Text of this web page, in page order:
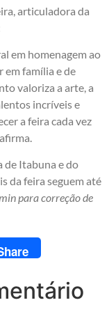
articuladora da
em homenagem ao
em família e de
valoriza a arte, a
incríveis e
a feira cada vez
de Itabuna e do
da feira seguem até
para correção de